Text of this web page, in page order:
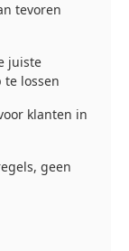
tevoren
juiste
lossen
klanten in
geen